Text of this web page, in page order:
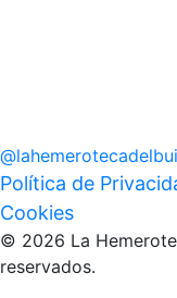
@
Política de
Cookies
© 2026 La
reservados.